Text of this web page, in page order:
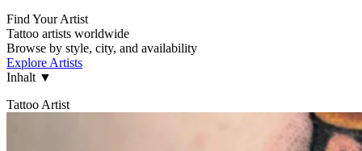
Find Your Artist
Tattoo artists worldwide
Browse by style, city, and availability
Explore Artists
Inhalt ▼
Tattoo Artist